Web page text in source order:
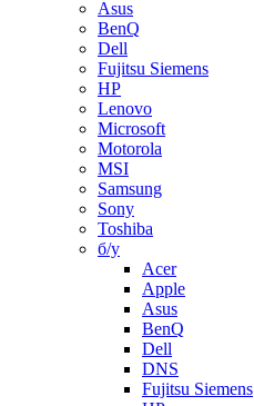
Asus
BenQ
Dell
Fujitsu Siemens
HP
Lenovo
Microsoft
Motorola
MSI
Samsung
Sony
Toshiba
б/у
Acer
Apple
Asus
BenQ
Dell
DNS
Fujitsu Siemens